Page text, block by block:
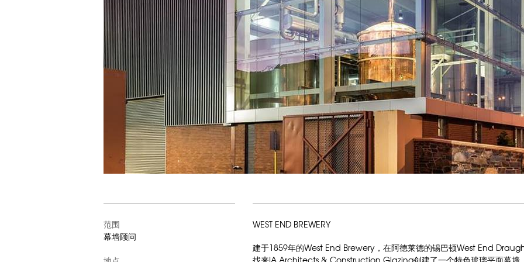
WEST END BREWERY
建于1859年的West End Brewery，在阿德莱德的锡巴顿West End
找来IA Architects & Construction Glazing创建了一个特色玻璃平面幕墙
范围
幕墙顾问